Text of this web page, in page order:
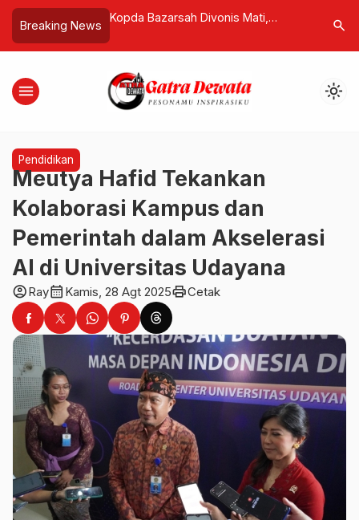
Breaking News
di Bali Dukung
Pemprov, Fokus
Lingkungan
Kopda Bazarsah Divonis Mati,
Nuanu
Nikmati
search
menu light_mode
Pendidikan
Meutya Hafid Tekankan
Kolaborasi Kampus dan
Pemerintah dalam Akselerasi
AI di Universitas Udayana
account_circleRaycalendar_month Kamis, 28 Agt 2025printCetak